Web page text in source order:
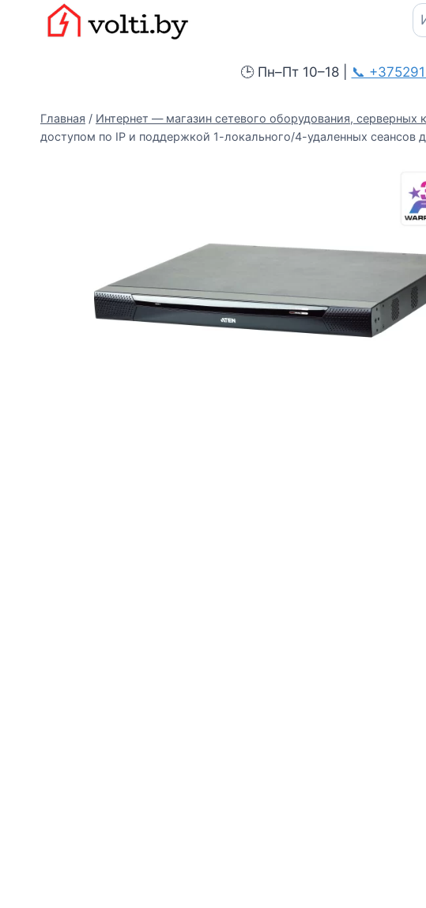
Перейти
🕒 Пн–Пт 10–18 | 📞
Главная / Интернет — магазин сетевого оборудования, серверных
доступом по IP и поддержкой 1-локального/4-удаленных сеансов